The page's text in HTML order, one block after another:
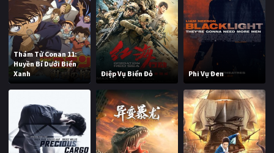
Thám Tử Conan 11:
Huyền Bí Dưới Biển
Xanh
Điệp Vụ Biển Đỏ Phi Vụ Đen